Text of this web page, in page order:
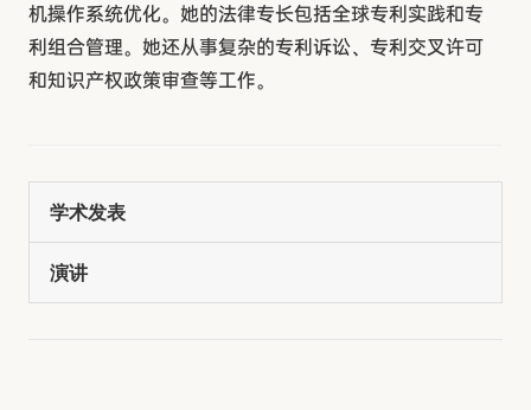
机操作系统优化。她的法律专长包括全球专利实践和专
利组合管理。她还从事复杂的专利诉讼、专利交叉许可
和知识产权政策审查等工作。
学术发表
演讲